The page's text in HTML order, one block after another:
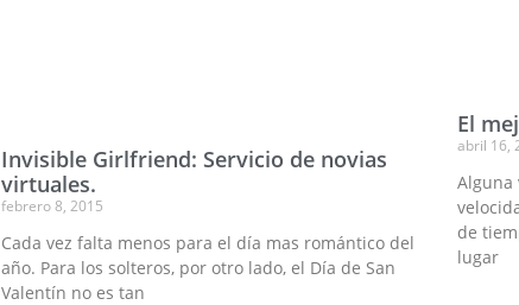
Invisible Girlfriend: Servicio de novias
virtuales.
febrero 8, 2015
Cada vez falta menos para el día mas romántico del
año. Para los solteros, por otro lado, el Día de San
Valentín no es tan
El
abril 16,
Alguna
de
lugar